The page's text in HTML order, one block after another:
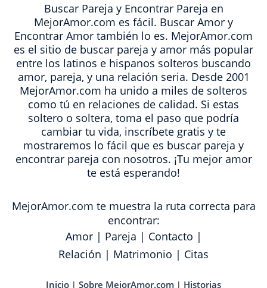
Buscar Pareja y Encontrar Pareja en
MejorAmor.com es fácil. Buscar Amor y
Encontrar Amor también lo es. MejorAmor.com
es el sitio de buscar pareja y amor más popular
entre los latinos e hispanos solteros buscando
amor, pareja, y una relación seria. Desde 2001
MejorAmor.com ha unido a miles de solteros
como tú en relaciones de calidad. Si estas
soltero o soltera, toma el paso que podría
cambiar tu vida, inscríbete gratis y te
mostraremos lo fácil que es buscar pareja y
encontrar pareja con nosotros. ¡Tu mejor amor
te está esperando!
MejorAmor.com te muestra la ruta correcta para
encontrar:
Amor| Pareja | Contacto |
Relación | Matrimonio | Citas
Inicio | Sobre MejorAmor.com | Historias